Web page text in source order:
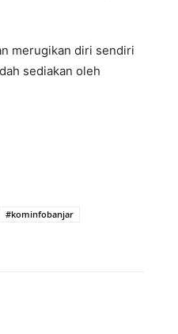
merugikan diri sendiri
sediakan oleh
#kominfobanjar